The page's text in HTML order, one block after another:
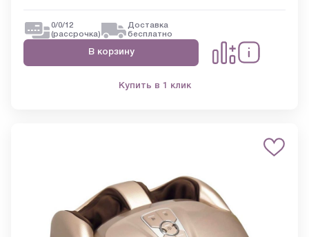
0/0/12
(рассрочка)
Доставка
бесплатно
В корзину
Купить в 1 клик